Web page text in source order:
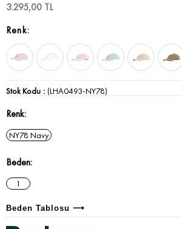
3.295,00 TL
Stok Kodu (LHA0493-NY78)
Renk
NY78 Navy
Beden
1
Beden Tablosu ⟶